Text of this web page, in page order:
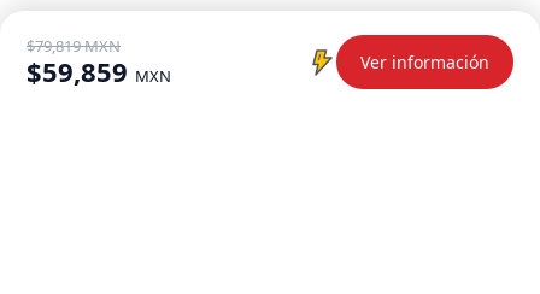
$79,819 MXN
$59,859 MXN
Ver información